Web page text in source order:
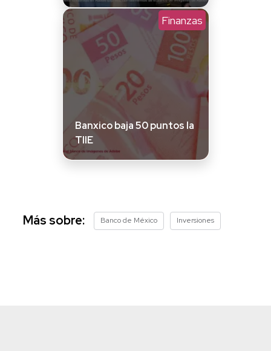
Finanzas
Banxico baja 50 puntos la
TIIE
Más sobre: Banco de México Inversiones